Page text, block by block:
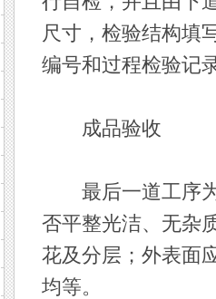
尺寸，检验结构填
编号和过程检验记
成品验收
最后一道工序为
否平整光洁、无杂
花及分层；外表面
均等。